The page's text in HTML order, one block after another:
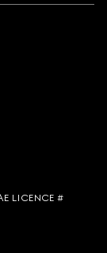
LICENCE #